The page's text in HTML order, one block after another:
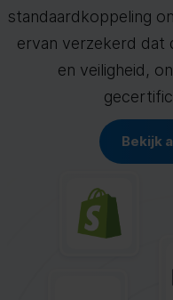
standaardkoppeling
ervan verzekerd dat
en veiligheid,
Bekijk